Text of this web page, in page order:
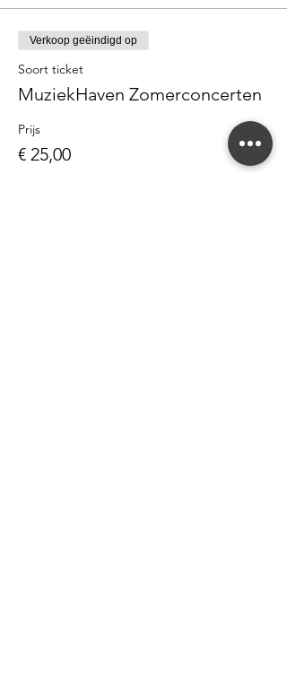
Verkoop geëindigd op
Soort ticket
MuziekHaven Zomerconcerten
Prijs
€ 25,00